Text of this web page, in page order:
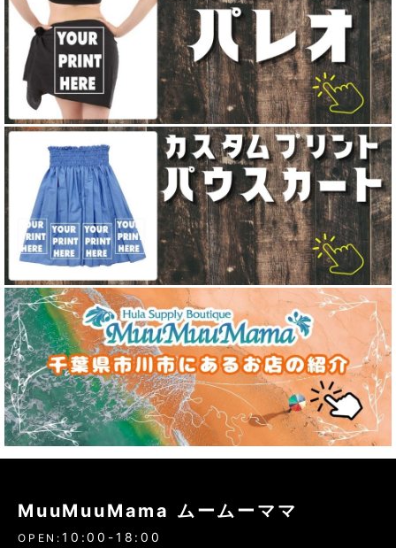
MuuMuuMama ムームーママ
OPEN: 10:00-18:00